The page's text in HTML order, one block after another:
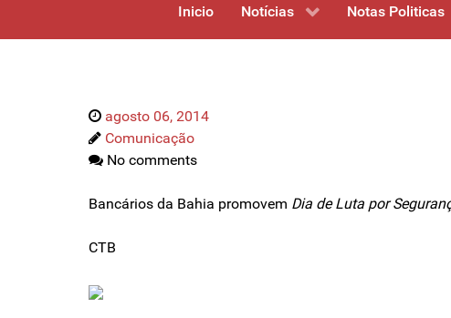
Inicio Notícias Notas Politicas
agosto 06, 2014
Comunicação
No comments
Bancários da Bahia promovem Dia de Luta por
CTB